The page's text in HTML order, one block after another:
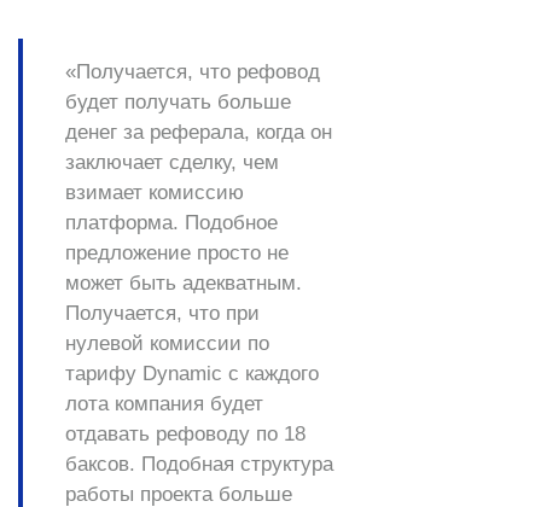
«Получается, что рефовод
будет получать больше
денег за реферала, когда он
заключает сделку, чем
взимает комиссию
платформа. Подобное
предложение просто не
может быть адекватным.
Получается, что при
нулевой комиссии по
тарифу Dynamic с каждого
лота компания будет
отдавать рефоводу по 18
баксов. Подобная структура
работы проекта больше